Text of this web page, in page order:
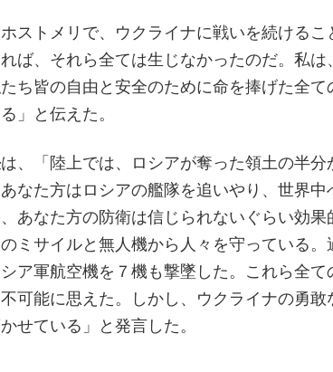
ストメリで、ウクライナに戦いを続けるこ
ば、それら全ては生じなかったのだ。私は、
ち皆の自由と安全のために命を捧げた全て
」と伝えた。
は、「陸上では、ロシアが奪った領土の半分
なた方はロシアの艦隊を追いやり、世界中
あなた方の防衛は信じられないぐらい効果
ミサイルと無人機から人々を守っている。
ア軍航空機を７機も撃墜した。これら全て
可能に思えた。しかし、ウクライナの勇敢
せている」と発言した。